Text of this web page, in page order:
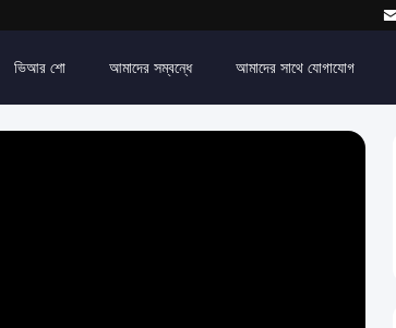
ভিআর শো আমাদের সম্বন্ধে আমাদের সাথে যোগাযোগ